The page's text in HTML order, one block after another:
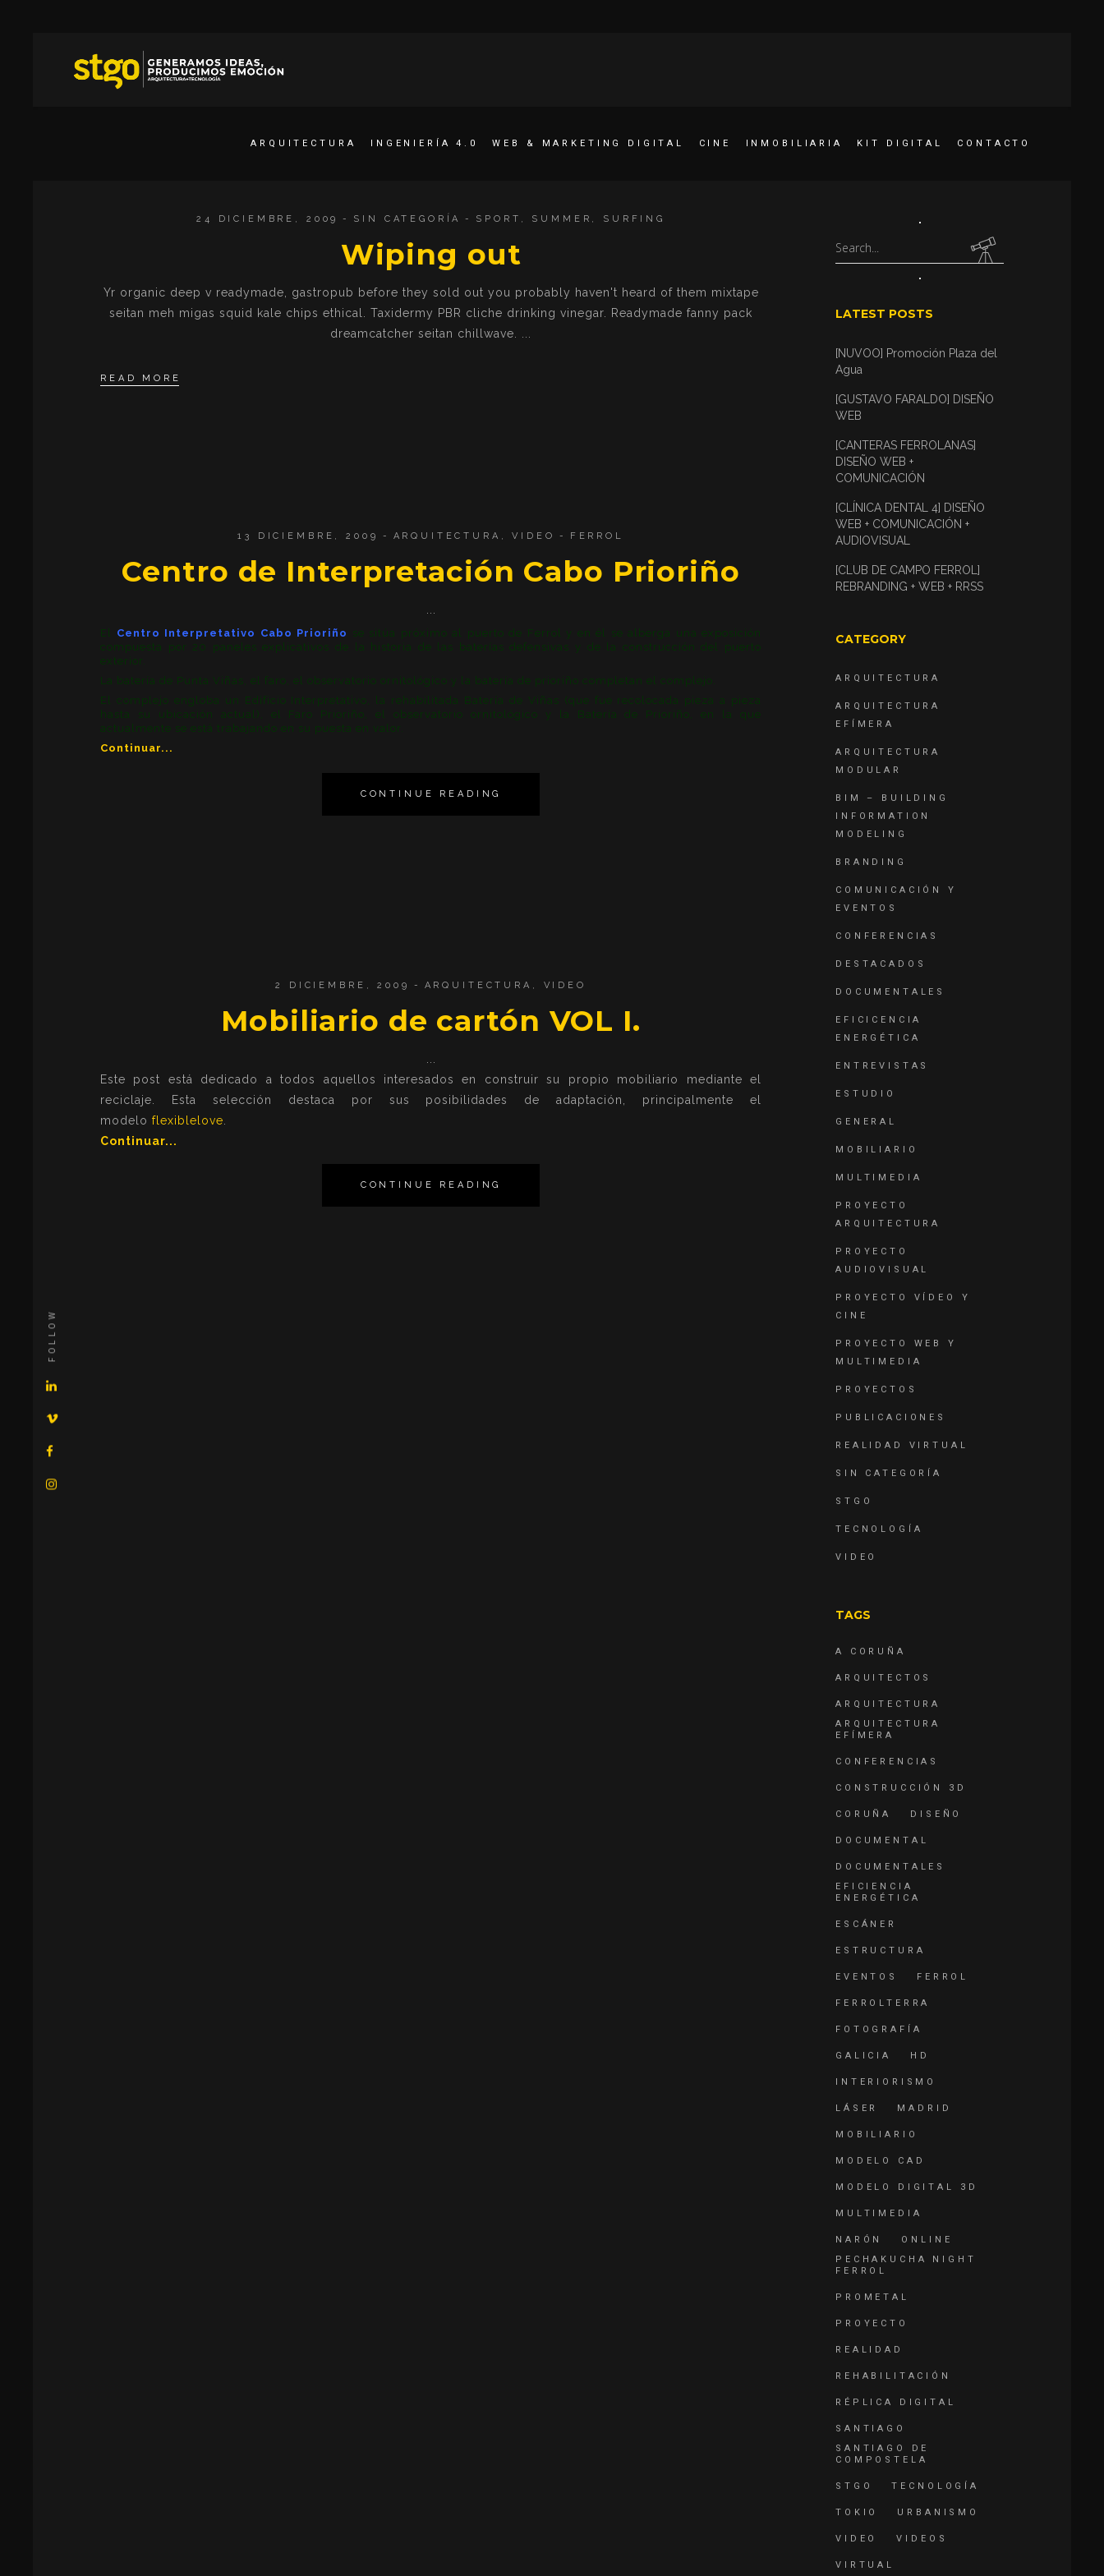
ARQUITECTURA INGENIERÍA 4.0 WEB & MARKETING DIGITAL CINE INMOBILIARIA KIT DIGITAL CONTACTO
FOLLOW
24 DICIEMBRE, 2009 SIN CATEGORÍA SPORT , SUMMER , SURFING
Wiping out
Yr organic deep v readymade, gastropub before they sold out you probably haven't heard of them mixtape
seitan meh migas squid kale chips ethical. Taxidermy PBR cliche drinking vinegar. Readymade fanny pack
dreamcatcher seitan chillwave.
READ MORE
13 DICIEMBRE, 2009 ARQUITECTURA ,VIDEO FERROL
Centro de Interpretación Cabo Prioriño
El Centro Interpretativo Cabo Prioriño se sitúa próximo al puerto de Ferrol y en él se alberga una exposición
compuesta por 20 paneles explicativos de la historia de las baterías defensivas y de la construcción del puerto
exterior.
La batería de Punta Viñas, el faro, el observatorio ornitológico y la batería de prioriño completan el complejo.
El complejo engloba un Edificio Interpretativo, la rehabilitada Batería de Viñas (que fue recolocada pieza a pieza
hasta su ubicación actual), el Faro Prioriño, el observatorio ornitológico y la Batería de Prioriño, en la que
actualmente se está trabajando en su puesta en valor.
Continuar...
CONTINUE READING
2 DICIEMBRE, 2009 ARQUITECTURA , VIDEO
Mobiliario de cartón VOL I.
Este post está dedicado a todos aquellos interesados en construir su propio mobiliario mediante el
reciclaje. Esta selección destaca por sus posibilidades de adaptación, principalmente el
modelo flexiblelove
Continuar...
CONTINUE READING
Search
LATEST POSTS
[NUVOO] Promoción Plaza del
Agua
[GUSTAVO FARALDO] DISEÑO
WEB
[CANTERAS FERROLANAS]
DISEÑO WEB +
COMUNICACIÓN
[CLÍNICA DENTAL 4] DISEÑO
WEB + COMUNICACIÓN +
AUDIOVISUAL
[CLUB DE CAMPO FERROL]
REBRANDING + WEB + RRSS
CATEGORY
ARQUITECTURA
ARQUITECTURA
EFÍMERA
ARQUITECTURA
MODULAR
BIM – BUILDING
INFORMATION
MODELING
BRANDING
COMUNICACIÓN Y
EVENTOS
CONFERENCIAS
DESTACADOS
DOCUMENTALES
EFICICENCIA
ENERGÉTICA
ENTREVISTAS
ESTUDIO
GENERAL
MOBILIARIO
MULTIMEDIA
PROYECTO
ARQUITECTURA
PROYECTO
AUDIOVISUAL
PROYECTO VÍDEO Y
CINE
PROYECTO WEB Y
MULTIMEDIA
PROYECTOS
PUBLICACIONES
REALIDAD VIRTUAL
SIN CATEGORÍA
STGO
TECNOLOGÍA
VIDEO
TAGS
A CORUÑA
ARQUITECTOS
ARQUITECTURA
ARQUITECTURA
EFÍMERA
CONFERENCIAS
CONSTRUCCIÓN 3D
CORUÑA DISEÑO
DOCUMENTAL
DOCUMENTALES
EFICIENCIA
ENERGÉTICA
ESCÁNER
ESTRUCTURA
EVENTOS FERROL
FERROLTERRA
FOTOGRAFÍA
GALICIA HD
INTERIORISMO
LÁSER MADRID
MOBILIARIO
MODELO CAD
MODELO DIGITAL 3D
MULTIMEDIA
NARÓN
ONLINE
PECHAKUCHA NIGHT
FERROL
PROMETAL
PROYECTO
REALIDAD
REHABILITACIÓN
RÉPLICA DIGITAL
SANTIAGO
SANTIAGO DE
COMPOSTELA
STGO TECNOLOGÍA
TOKIO URBANISMO
VIDEO VIDEOS
VIRTUAL